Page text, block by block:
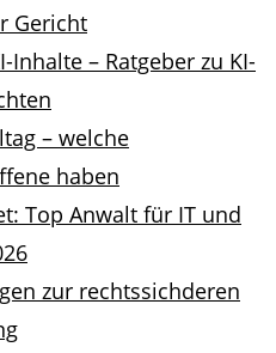
Gericht
Inhalte – Ratgeber zu KI-
– welche
haben
Top Anwalt für IT und
zur rechtssichderen